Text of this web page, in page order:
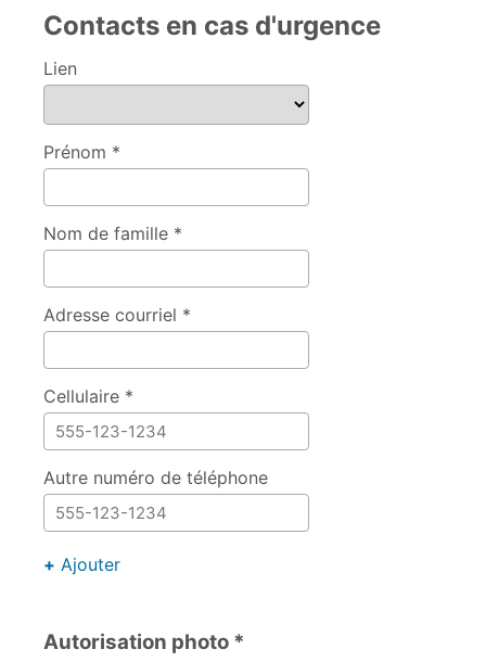
Contacts en cas d'urgence
Lien
Prénom *
Nom de famille *
Adresse courriel *
Cellulaire *
Autre numéro de téléphone
+ Ajouter
Autorisation photo *